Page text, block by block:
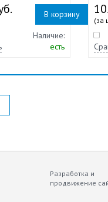
В корзину
Наличие:
есть
(за
Разработка и
продвижение